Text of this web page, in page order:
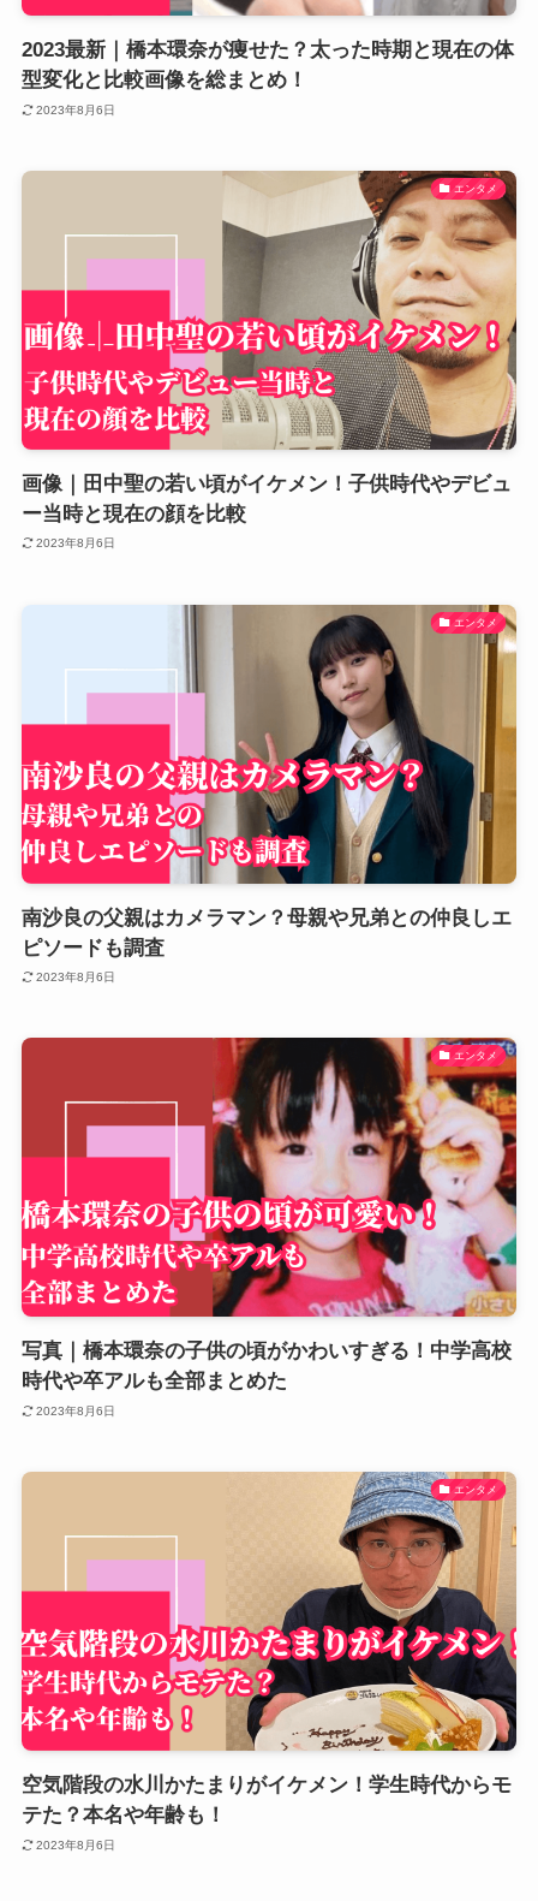
2023最新｜橋本環奈が痩せた？太った時期と現在の体
型変化と比較画像を総まとめ！
2023年8月6日
エンタメ
画像｜田中聖の若い頃がイケメン！子供時代やデビュ
ー当時と現在の顔を比較
2023年8月6日
エンタメ
南沙良の父親はカメラマン？母親や兄弟との仲良しエ
ピソードも調査
2023年8月6日
エンタメ
写真｜橋本環奈の子供の頃がかわいすぎる！中学高校
時代や卒アルも全部まとめた
2023年8月6日
エンタメ
空気階段の水川かたまりがイケメン！学生時代からモ
テた？本名や年齢も！
2023年8月6日